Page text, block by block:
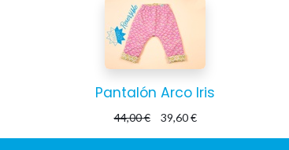
Pantalón Arco Iris
44,00€ 39,60€